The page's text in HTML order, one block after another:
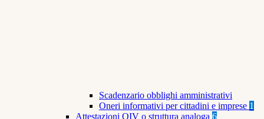
Scadenzario obblighi amministrativi
Oneri informativi per cittadini e imprese 1
Attestazioni OIV o struttura analoga 6